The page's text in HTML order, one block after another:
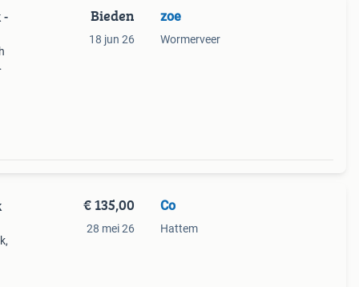
- Bieden
18 jun 26
zoe
Wormerveer
€ 135,00
28 mei 26
Co
Hattem